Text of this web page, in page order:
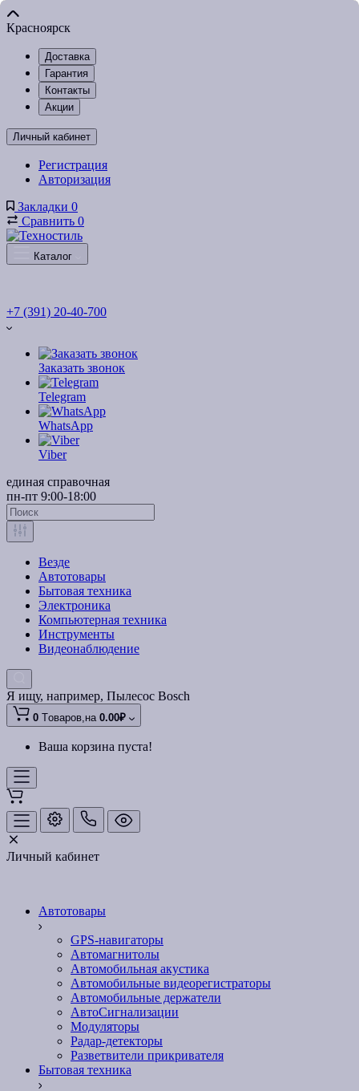
Красноярск
Доставка
Гарантия
Контакты
Акции
Личный кабинет
Регистрация
Авторизация
Закладки 0
Сравнить 0
Каталог
+7 (391) 20-40-700
Заказать звонок
Telegram
WhatsApp
Viber
единая справочная
пн-пт 9:00-18:00
Везде
Автотовары
Бытовая техника
Электроника
Компьютерная техника
Инструменты
Видеонаблюдение
Я ищу, например, Пылесос Bosch
0 Tоваров,на 0.00₽
Ваша корзина пуста!
Личный кабинет
Автотовары
GPS-навигаторы
Автомагнитолы
Автомобильная акустика
Автомобильные видеорегистраторы
Автомобильные держатели
АвтоСигнализации
Модуляторы
Радар-детекторы
Разветвители прикривателя
Бытовая техника